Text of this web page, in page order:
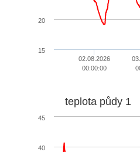
02.08.2026
00:00:00
15
20
teplota půdy 1
40
45